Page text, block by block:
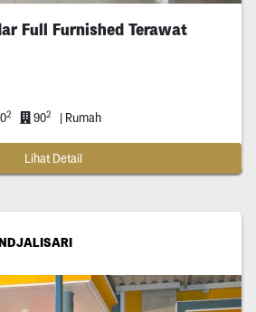
Full Furnished Terawat
2 902 | Rumah
Lihat Detail